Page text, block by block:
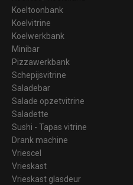
Koeltoonbank
Koelvitrine
Koelwerkbank
Minibar
Pizzawerkbank
Schepijsvitrine
Saladebar
Salade opzetvitrine
Saladette
Sushi - Tapas vitrine
Drank machine
Vriescel
Vrieskast
Vrieskast glasdeur